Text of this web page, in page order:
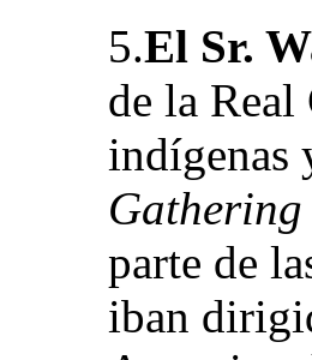
5.El Sr.
de la
indígenas
Gathering
parte de
iban